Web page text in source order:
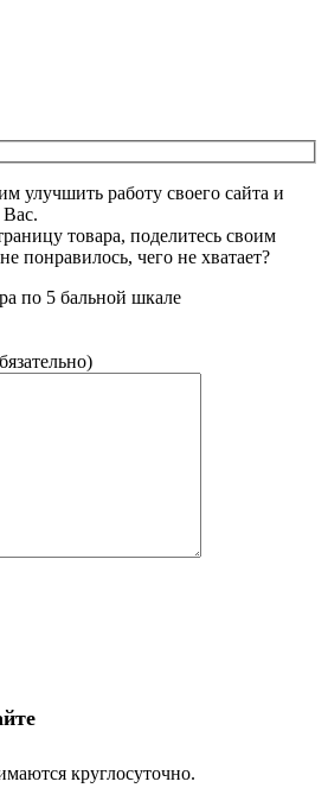
улучшить работу своего сайта и
Вас.
товара, поделитесь своим
понравилось, чего не хватает?
по 5 бальной шкале
круглосуточно.